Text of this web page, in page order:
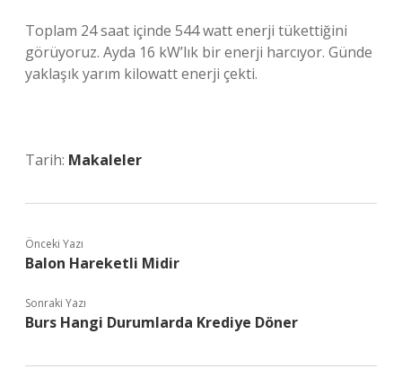
Toplam 24 saat içinde 544 watt enerji tükettiğini
görüyoruz. Ayda 16 kW’lık bir enerji harcıyor. Günde
yaklaşık yarım kilowatt enerji çekti.
Tarih: Makaleler
Önceki Yazı
Balon Hareketli Midir
Sonraki Yazı
Burs Hangi Durumlarda Krediye Döner